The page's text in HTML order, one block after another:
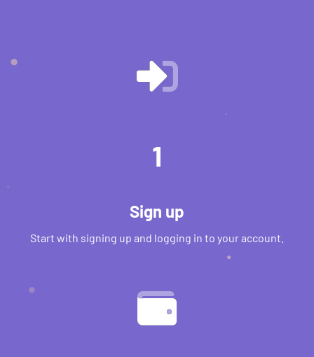
1
Sign up
Start with signing up and logging in to your account.